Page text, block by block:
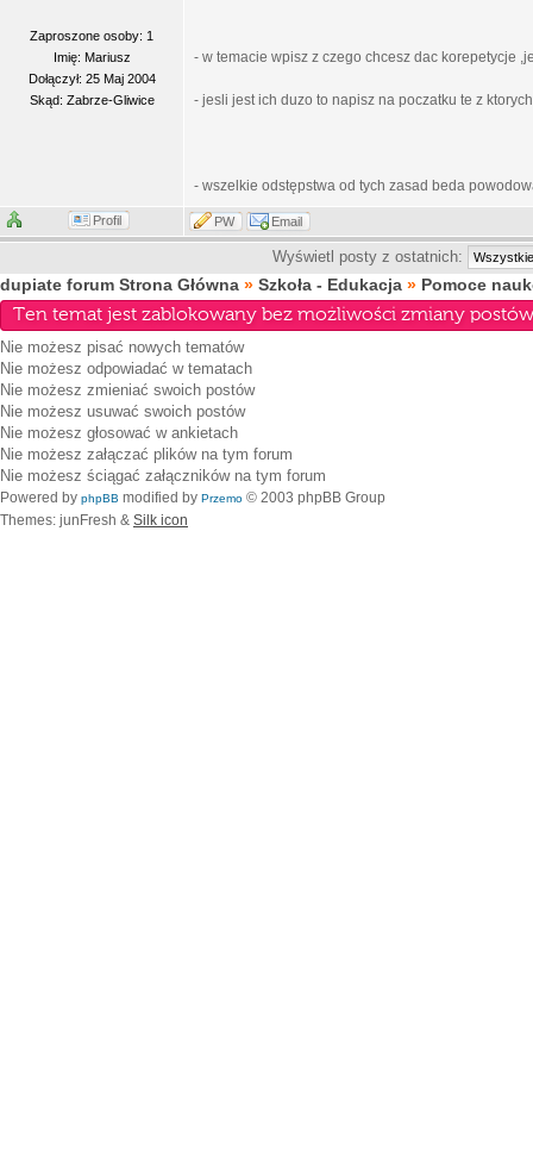
Zaproszone osoby: 1
Imię: Mariusz
Dołączył: 25 Maj 2004
Skąd: Zabrze-Gliwice
- w temacie wpisz z czego chcesz dac korepetycje
- jesli jest ich duzo to napisz na poczatku te z
- wszelkie odstępstwa od tych zasad beda
Profil PW Email
Wyświetl posty z ostatnich:
dupiate forum Strona Główna » Szkoła - Edukacja » Pomoce
Ten temat jest zablokowany bez możliwości zmiany
Nie możesz pisać nowych tematów
Nie możesz odpowiadać w tematach
Nie możesz zmieniać swoich postów
Nie możesz usuwać swoich postów
Nie możesz głosować w ankietach
Nie możesz załączać plików na tym forum
Nie możesz ściągać załączników na tym forum
Powered by phpBB modified by Przemo © 2003 phpBB Group
Themes: junFresh & Silk icon